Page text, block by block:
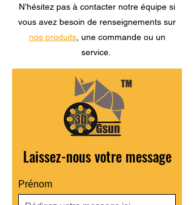
N’hésitez pas à contacter notre équipe si
vous avez besoin de renseignements sur
nos produits, une commande ou un
service.
Laissez-nous votre message
Prénom